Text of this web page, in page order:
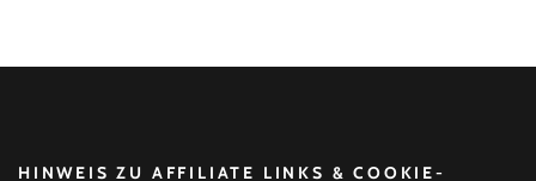
HINWEIS ZU AFFILIATE LINKS & COOKIE-